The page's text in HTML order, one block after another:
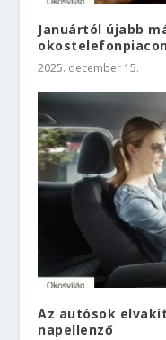
Januártól újabb
2025. december 15.
Az autósok
napellenző